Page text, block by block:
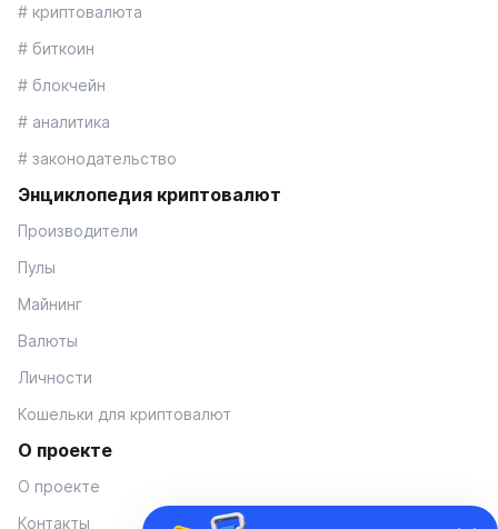
# криптовалюта
# биткоин
# блокчейн
# аналитика
# законодательство
Энциклопедия криптовалют
Производители
Пулы
Майнинг
Валюты
Личности
Кошельки для криптовалют
О проекте
О проекте
Контакты